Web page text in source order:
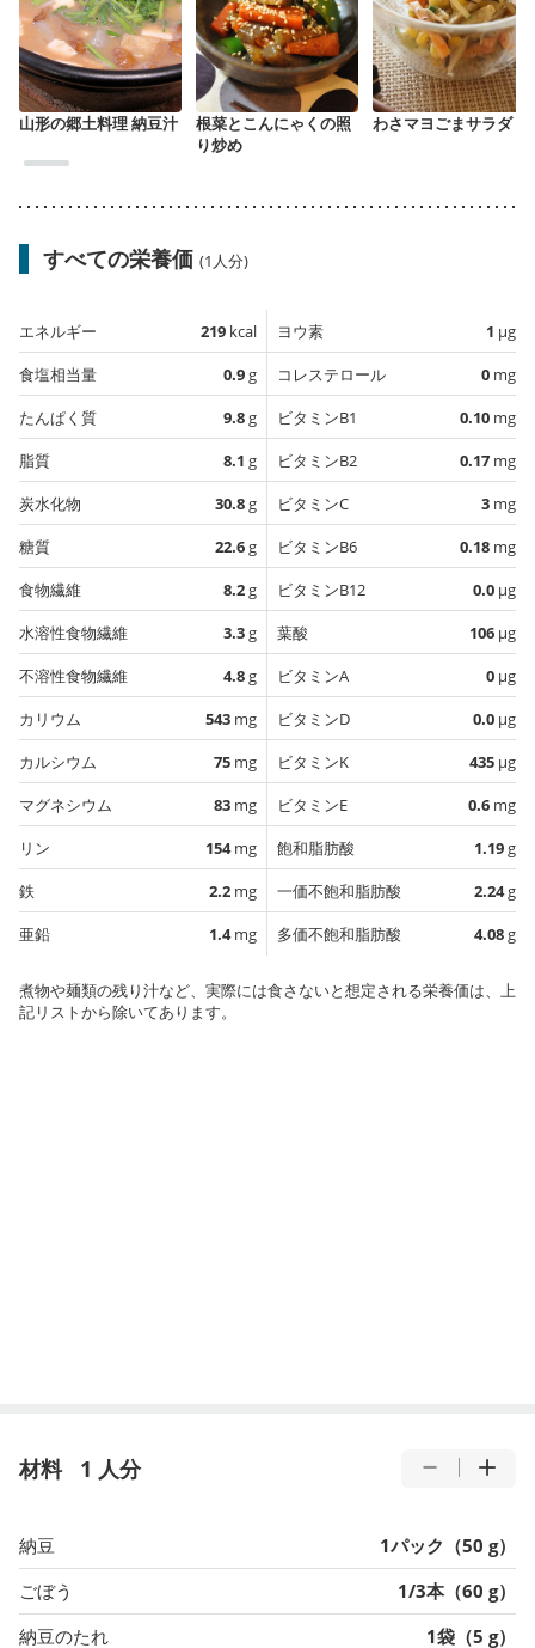
山形の郷土料理 納豆汁
根菜とこんにゃくの照
り炒め
わさマヨごまサラダ
すべての栄養価 (1人分)
エネルギー 219 kcal
食塩相当量
0.9g
たんぱく質
9.8g
脂質
8.1 g
炭水化物
30.8g
糖質
22.6g
食物繊維
8.2g
水溶性食物繊維
3.3g
不溶性食物繊維
4.8g
カリウム
543 mg
カルシウム
75 mg
マグネシウム
83 mg
リン
154mg
鉄
2.2 mg
亜鉛
1.4mg
ヨウ素 1 µg
コレステロール
0 mg
ビタミンB1
0.10 mg
ビタミンB2
0.17 mg
ビタミンC
3 mg
ビタミンB6
0.18 mg
ビタミンB12
0.0 µg
葉酸
106 µg
ビタミンA
0 µg
ビタミンD
0.0 µg
ビタミンK
435 µg
ビタミンE
0.6 mg
飽和脂肪酸
1.19g
一価不飽和脂肪酸
2.24g
多価不飽和脂肪酸
4.08g
煮物や麺類の残り汁など、実際には食さないと想定される栄養価は、上
記リストから除いてあります。
材料 1 人分
納豆
1パック（50 g）
ごぼう
1/3本（60 g）
納豆のたれ
1袋（5 g）